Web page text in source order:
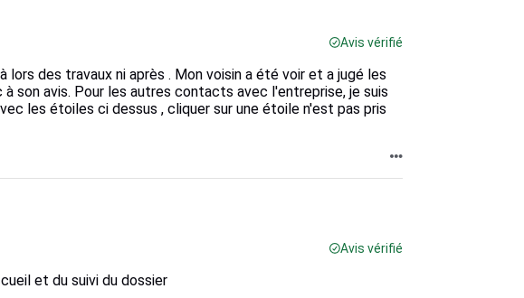
Avis vérifié
lors des travaux ni après . Mon voisin a été voir et a jugé les
son avis. Pour les autres contacts avec l'entreprise, je suis
les étoiles ci dessus , cliquer sur une étoile n'est pas pris
Avis vérifié
et du suivi du dossier